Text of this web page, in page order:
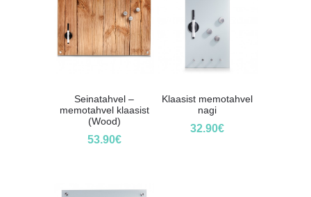
Seinatahvel –
memotahvel klaasist
(Wood)
53.90€
Klaasist memotahvel
nagi
32.90€